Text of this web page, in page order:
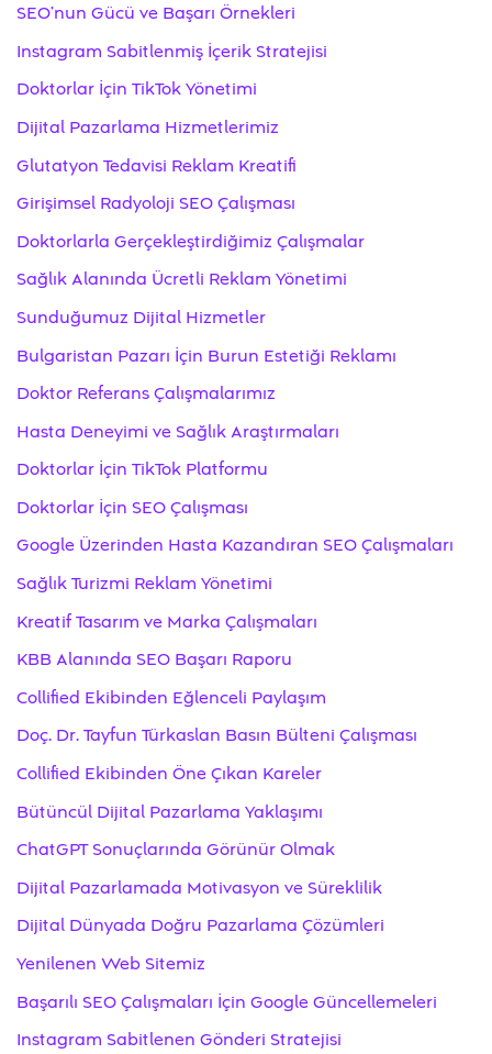
SEO’nun Gücü ve Başarı Örnekleri
Instagram Sabitlenmiş İçerik Stratejisi
Doktorlar İçin TikTok Yönetimi
Dijital Pazarlama Hizmetlerimiz
Glutatyon Tedavisi Reklam Kreatifi
Girişimsel Radyoloji SEO Çalışması
Doktorlarla Gerçekleştirdiğimiz Çalışmalar
Sağlık Alanında Ücretli Reklam Yönetimi
Sunduğumuz Dijital Hizmetler
Bulgaristan Pazarı İçin Burun Estetiği Reklamı
Doktor Referans Çalışmalarımız
Hasta Deneyimi ve Sağlık Araştırmaları
Doktorlar İçin TikTok Platformu
Doktorlar İçin SEO Çalışması
Google Üzerinden Hasta Kazandıran SEO Çalışmaları
Sağlık Turizmi Reklam Yönetimi
Kreatif Tasarım ve Marka Çalışmaları
KBB Alanında SEO Başarı Raporu
Collified Ekibinden Eğlenceli Paylaşım
Doç. Dr. Tayfun Türkaslan Basın Bülteni Çalışması
Collified Ekibinden Öne Çıkan Kareler
Bütüncül Dijital Pazarlama Yaklaşımı
ChatGPT Sonuçlarında Görünür Olmak
Dijital Pazarlamada Motivasyon ve Süreklilik
Dijital Dünyada Doğru Pazarlama Çözümleri
Yenilenen Web Sitemiz
Başarılı SEO Çalışmaları İçin Google Güncellemeleri
Instagram Sabitlenen Gönderi Stratejisi